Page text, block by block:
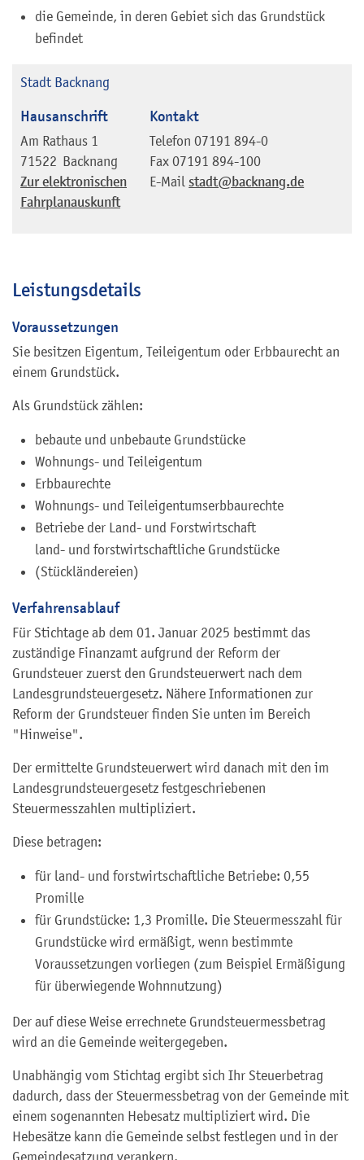
die Gemeinde, in deren Gebiet sich das Grundstück
befindet
Stadt Backnang
Hausanschrift
Am Rathaus 1
71522 Backnang
Zur elektronischen
Fahrplanauskunft
Kontakt
Telefon 07191 894-0
Fax 07191 894-100
E-Mail stadt@backnang.de
Leistungsdetails
Voraussetzungen
Sie besitzen Eigentum, Teileigentum oder Erbbaurecht an
einem Grundstück.
Als Grundstück zählen:
bebaute und unbebaute Grundstücke
Wohnungs- und Teileigentum
Erbbaurechte
Wohnungs- und Teileigentumserbbaurechte
Betriebe der Land- und Forstwirtschaft
land- und forstwirtschaftliche Grundstücke
(Stückländereien)
Verfahrensablauf
Für Stichtage ab dem 01. Januar 2025 bestimmt das
zuständige Finanzamt aufgrund der Reform der
Grundsteuer zuerst den Grundsteuerwert nach dem
Landesgrundsteuergesetz. Nähere Informationen zur
Reform der Grundsteuer finden Sie unten im Bereich
"Hinweise".
Der ermittelte Grundsteuerwert wird danach mit den im
Landesgrundsteuergesetz festgeschriebenen
Steuermesszahlen multipliziert.
Diese betragen:
für land- und forstwirtschaftliche Betriebe: 0,55
Promille
für Grundstücke: 1,3 Promille. Die Steuermesszahl für
Grundstücke wird ermäßigt, wenn bestimmte
Voraussetzungen vorliegen (zum Beispiel Ermäßigung
für überwiegende Wohnnutzung)
Der auf diese Weise errechnete Grundsteuermessbetrag
wird an die Gemeinde weitergegeben.
Unabhängig vom Stichtag ergibt sich Ihr Steuerbetrag
dadurch, dass der Steuermessbetrag von der Gemeinde mit
einem sogenannten Hebesatz multipliziert wird. Die
Hebesätze kann die Gemeinde selbst festlegen und in der
Gemeindesatzung verankern.